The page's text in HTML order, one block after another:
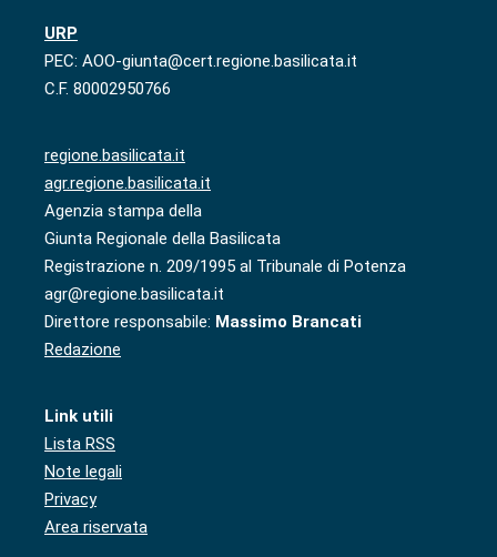
URP
PEC: AOO-giunta@cert.regione.basilicata.it
C.F. 80002950766
regione.basilicata.it
agr.regione.basilicata.it
Agenzia stampa della
Giunta Regionale della Basilicata
Registrazione n. 209/1995 al Tribunale di Potenza
agr@regione.basilicata.it
Direttore responsabile: Massimo Brancati
Redazione
Link utili
Lista RSS
Note legali
Privacy
Area riservata